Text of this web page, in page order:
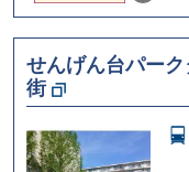
せんげん台パー
街